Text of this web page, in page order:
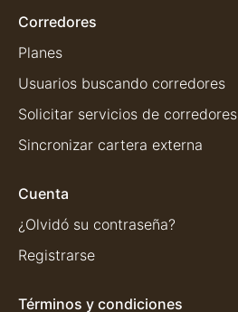
Corredores
Planes
Usuarios buscando corredores
Solicitar servicios de corredores
Sincronizar cartera externa
Cuenta
¿Olvidó su contraseña?
Registrarse
Términos y condiciones